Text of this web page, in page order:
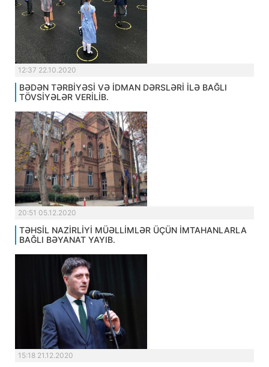
12:37 22.10.2020
BƏDƏN TƏRBİYƏSİ VƏ İDMAN DƏRSLƏRİ İLƏ BAĞLI
TÖVSİYƏLƏR VERİLİB.
20:51 05.12.2020
TƏHSİL NAZİRLİYİ MÜƏLLİMLƏR ÜÇÜN İMTAHANLARLA
BAĞLI BƏYANAT YAYIB.
15:18 21.12.2020